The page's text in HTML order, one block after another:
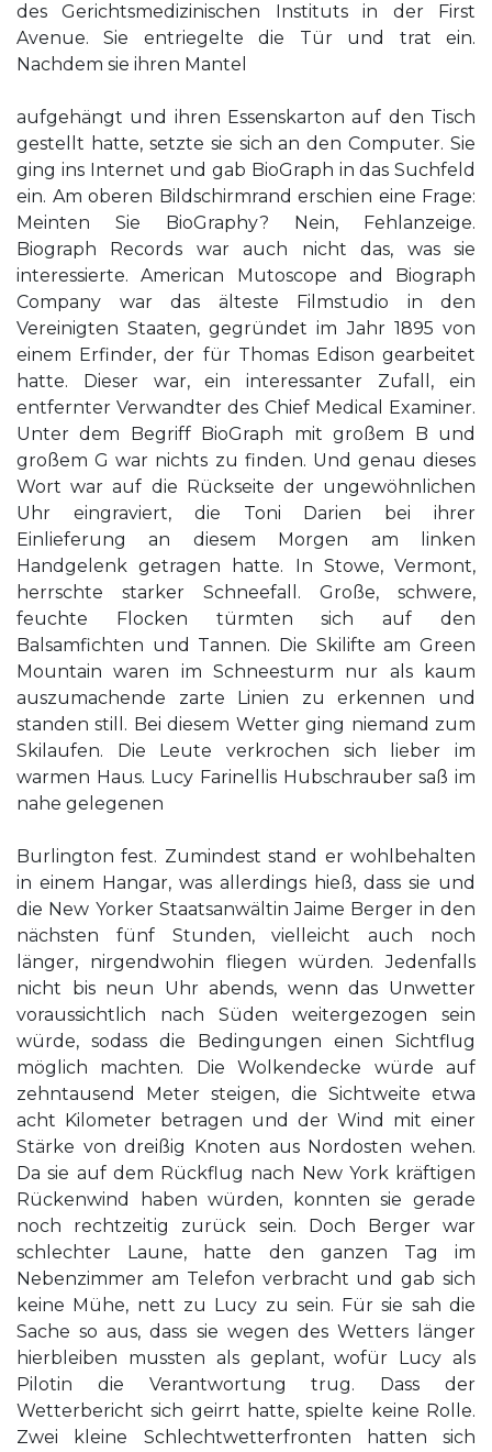
des Gerichtsmedizinischen Instituts in der First
Avenue. Sie entriegelte die Tür und trat ein.
Nachdem sie ihren Mantel
aufgehängt und ihren Essenskarton auf den Tisch
gestellt hatte, setzte sie sich an den Computer. Sie
ging ins Internet und gab BioGraph in das Suchfeld
ein. Am oberen Bildschirmrand erschien eine Frage:
Meinten Sie BioGraphy? Nein, Fehlanzeige.
Biograph Records war auch nicht das, was sie
interessierte. American Mutoscope and Biograph
Company war das älteste Filmstudio in den
Vereinigten Staaten, gegründet im Jahr 1895 von
einem Erfinder, der für Thomas Edison gearbeitet
hatte. Dieser war, ein interessanter Zufall, ein
entfernter Verwandter des Chief Medical Examiner.
Unter dem Begriff BioGraph mit großem B und
großem G war nichts zu finden. Und genau dieses
Wort war auf die Rückseite der ungewöhnlichen
Uhr eingraviert, die Toni Darien bei ihrer
Einlieferung an diesem Morgen am linken
Handgelenk getragen hatte. In Stowe, Vermont,
herrschte starker Schneefall. Große, schwere,
feuchte Flocken türmten sich auf den
Balsamfichten und Tannen. Die Skilifte am Green
Mountain waren im Schneesturm nur als kaum
auszumachende zarte Linien zu erkennen und
standen still. Bei diesem Wetter ging niemand zum
Skilaufen. Die Leute verkrochen sich lieber im
warmen Haus. Lucy Farinellis Hubschrauber saß im
nahe gelegenen
Burlington fest. Zumindest stand er wohlbehalten
in einem Hangar, was allerdings hieß, dass sie und
die New Yorker Staatsanwältin Jaime Berger in den
nächsten fünf Stunden, vielleicht auch noch
länger, nirgendwohin fliegen würden. Jedenfalls
nicht bis neun Uhr abends, wenn das Unwetter
voraussichtlich nach Süden weitergezogen sein
würde, sodass die Bedingungen einen Sichtflug
möglich machten. Die Wolkendecke würde auf
zehntausend Meter steigen, die Sichtweite etwa
acht Kilometer betragen und der Wind mit einer
Stärke von dreißig Knoten aus Nordosten wehen.
Da sie auf dem Rückflug nach New York kräftigen
Rückenwind haben würden, konnten sie gerade
noch rechtzeitig zurück sein. Doch Berger war
schlechter Laune, hatte den ganzen Tag im
Nebenzimmer am Telefon verbracht und gab sich
keine Mühe, nett zu Lucy zu sein. Für sie sah die
Sache so aus, dass sie wegen des Wetters länger
hierbleiben mussten als geplant, wofür Lucy als
Pilotin die Verantwortung trug. Dass der
Wetterbericht sich geirrt hatte, spielte keine Rolle.
Zwei kleine Schlechtwetterfronten hatten sich